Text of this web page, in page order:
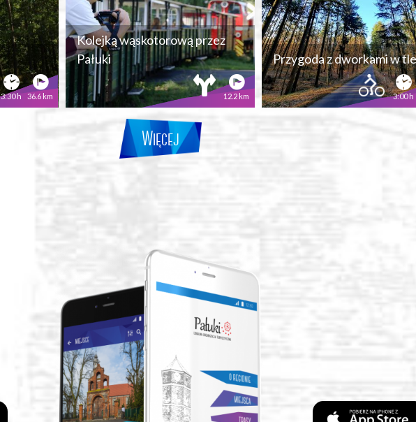
3:30 h 36.6 km
Kolejką wąskotorową przez
Pałuki
12.2 km
Przygoda z dworkami w tle
3:00 h
Więcej